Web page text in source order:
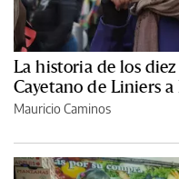
La historia de los
Cayetano de Liniers a
Mauricio Caminos